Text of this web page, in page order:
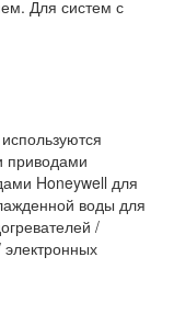
Для систем с
приводами
Honeywell для
воды для
/
электронных